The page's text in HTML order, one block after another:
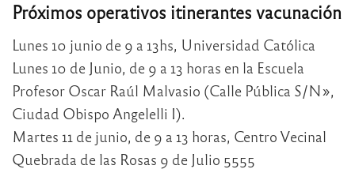
Próximos operativos itinerantes vacunación
Lunes 10 junio de 9 a 13hs, Universidad Católica
Lunes 10 de Junio, de 9 a 13 horas en la Escuela
Profesor Oscar Raúl Malvasio (Calle Pública S/N»,
Ciudad Obispo Angelelli I).
Martes 11 de junio, de 9 a 13 horas, Centro Vecinal
Quebrada de las Rosas 9 de Julio 5555